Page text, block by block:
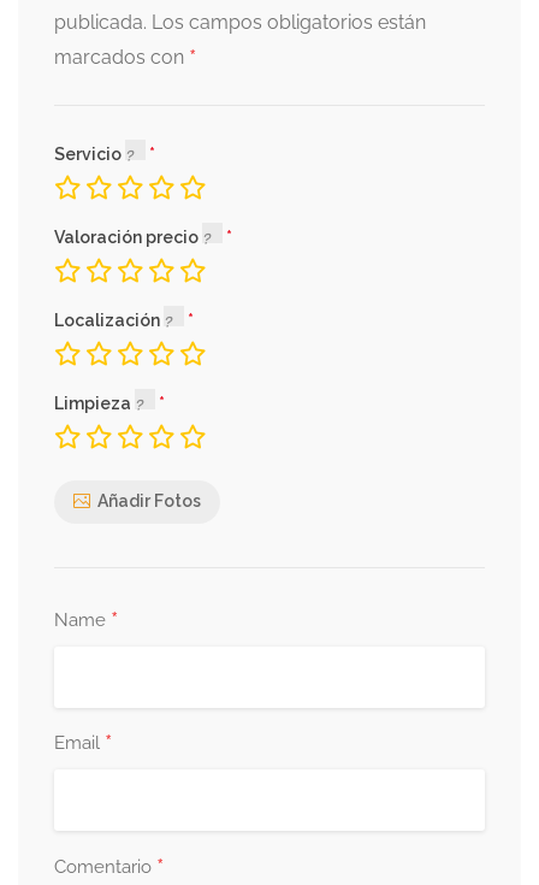
publicada. Los campos obligatorios están
marcados con *
Servicio
Valoración precio
Localización
Limpieza
Añadir Fotos
Name *
Email *
Comentario *